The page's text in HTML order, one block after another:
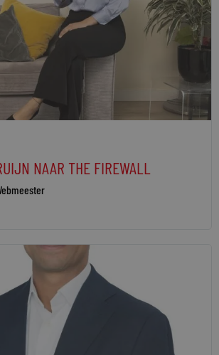
NAAR THE FIREWALL